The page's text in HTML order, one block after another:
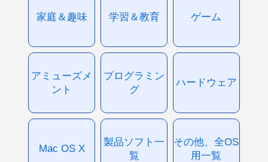
家庭＆趣味 学習＆教育 ゲーム
アミューズメ
ント
プログラミン
グ
ハードウェア
Mac OS X
製品ソフト一
覧
その他、全OS
用一覧